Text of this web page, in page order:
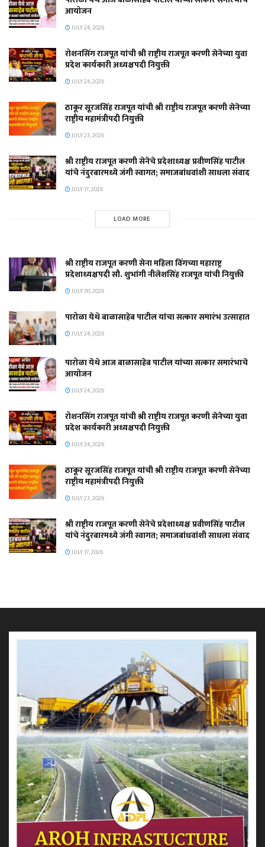
आयोजन
JULY 24, 2026
रोशनसिंग राजपूत यांची श्री राष्ट्रीय राजपूत करणी सेनेच्या युवा
प्रदेश कार्यकारी अध्यक्षपदी नियुक्ती
JULY 24, 2026
ठाकूर सूरजसिंह राजपूत यांची श्री राष्ट्रीय राजपूत करणी सेनेच्या
राष्ट्रीय महामंत्रीपदी नियुक्ती
JULY 23, 2026
श्री राष्ट्रीय राजपूत करणी सेनेचे प्रदेशाध्यक्ष प्रवीणसिंह पाटील
यांचे नंदुरबारमध्ये जंगी स्वागत; समाजबांधवांशी साधला संवाद
JULY 17, 2026
LOAD MORE
श्री राष्ट्रीय राजपूत करणी सेना महिला विंगच्या महाराष्ट्र
प्रदेशाध्यक्षपदी सौ. शुभांगी नीलेशसिंह राजपूत यांची नियुक्ती
JULY 30, 2026
पारोळा येथे बाळासाहेब पाटील यांचा सत्कार समारंभ उत्साहात
JULY 24, 2026
पारोळा येथे आज बाळासाहेब पाटील यांच्या सत्कार समारंभाचे
आयोजन
JULY 24, 2026
रोशनसिंग राजपूत यांची श्री राष्ट्रीय राजपूत करणी सेनेच्या युवा
प्रदेश कार्यकारी अध्यक्षपदी नियुक्ती
JULY 24, 2026
ठाकूर सूरजसिंह राजपूत यांची श्री राष्ट्रीय राजपूत करणी सेनेच्या
राष्ट्रीय महामंत्रीपदी नियुक्ती
JULY 23, 2026
श्री राष्ट्रीय राजपूत करणी सेनेचे प्रदेशाध्यक्ष प्रवीणसिंह पाटील
यांचे नंदुरबारमध्ये जंगी स्वागत; समाजबांधवांशी साधला संवाद
JULY 17, 2026